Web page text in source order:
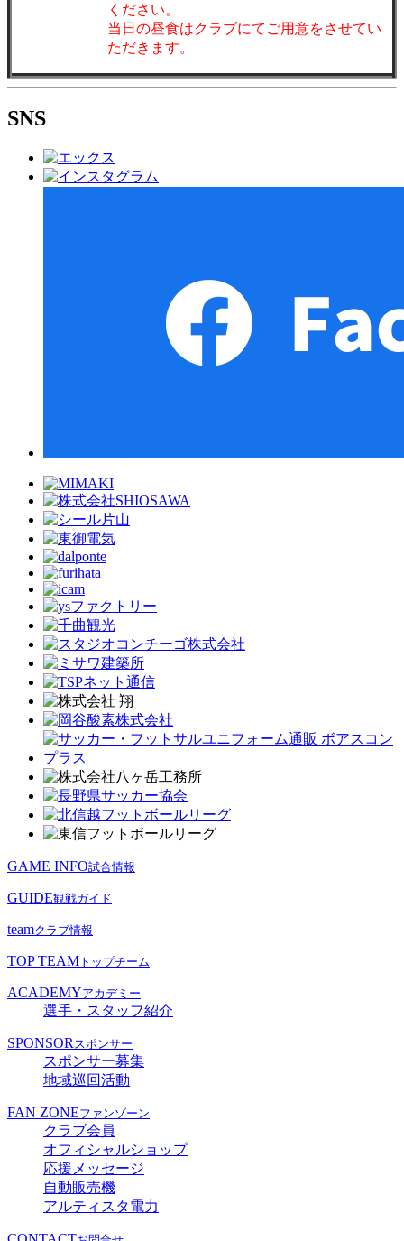
ください。
当日の昼食はクラブにてご用意をさせてい
ただきます。
SNS
GAME INFO試合情報
GUIDE観戦ガイド
teamクラブ情報
TOP TEAM トップチーム
ACADEMYアカデミー
選手・スタッフ紹介
SPONSOR スポンサー
スポンサー募集
地域巡回活動
FAN ZONEファンゾーン
クラブ会員
オフィシャルショップ
応援メッセージ
自動販売機
アルティスタ電力